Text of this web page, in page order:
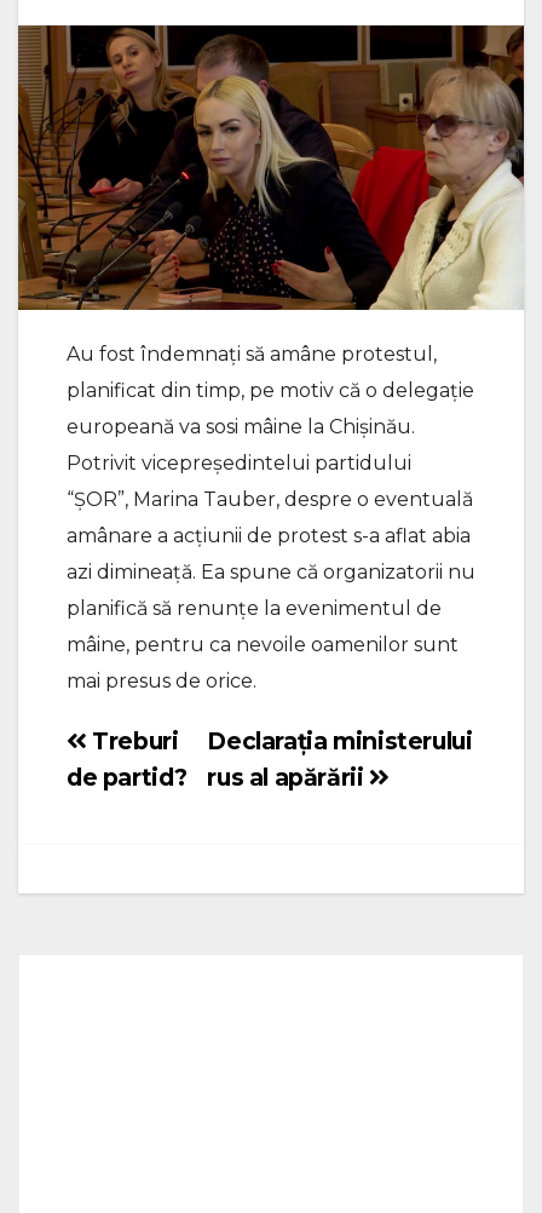
Au fost îndemnaţi să amâne protestul,
planificat din timp, pe motiv că o delegaţie
europeană va sosi mâine la Chişinău.
Potrivit vicepreşedintelui partidului
“ŞOR”, Marina Tauber, despre o eventuală
amânare a acţiunii de protest s-a aflat abia
azi dimineaţă. Ea spune că organizatorii nu
planifică să renunţe la evenimentul de
mâine, pentru ca nevoile oamenilor sunt
mai presus de orice.
Navigare
în
Declarația ministerului
rus al apărării
Treburi
de partid?